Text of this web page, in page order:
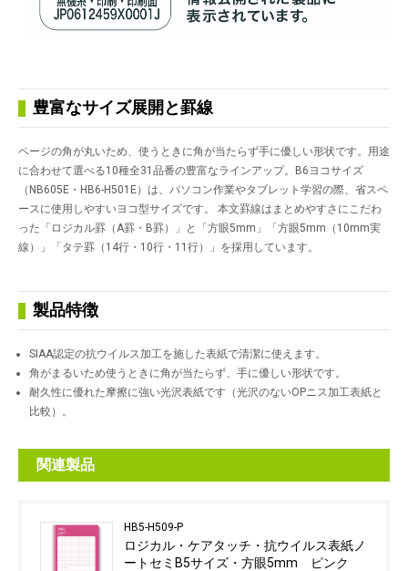
豊富なサイズ展開と罫線
ページの角が丸いため、使うときに角が当たらず手に優しい形状です。用途
に合わせて選べる10種全31品番の豊富なラインアップ。B6ヨコサイズ
（NB605E・HB6-H501E）は、パソコン作業やタブレット学習の際、省スペ
ースに使用しやすいヨコ型サイズです。 本文罫線はまとめやすさにこだわ
った「ロジカル罫（A罫・B罫）」と「方眼5mm」「方眼5mm（10mm実
線）」「タテ罫（14行・10行・11行）」を採用しています。
製品特徴
SIAA認定の抗ウイルス加工を施した表紙で清潔に使えます。
角がまるいため使うときに角が当たらず、手に優しい形状です。
耐久性に優れた摩擦に強い光沢表紙です（光沢のないOPニス加工表紙と
比較）。
関連製品
HB5-H509-P
ロジカル・ケアタッチ・抗ウイルス表紙ノ
ートセミB5サイズ・方眼5mm ピンク